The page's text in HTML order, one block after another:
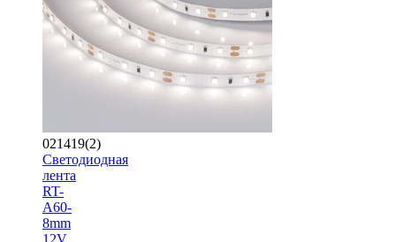
021419(2)
Светодиодная
лента
RT-
A60-
8mm
12V